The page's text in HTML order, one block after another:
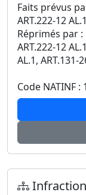
Faits prévus
ART.222-12
Réprimés par :
ART.222-12
AL.1, ART.131-
Code NATINF :